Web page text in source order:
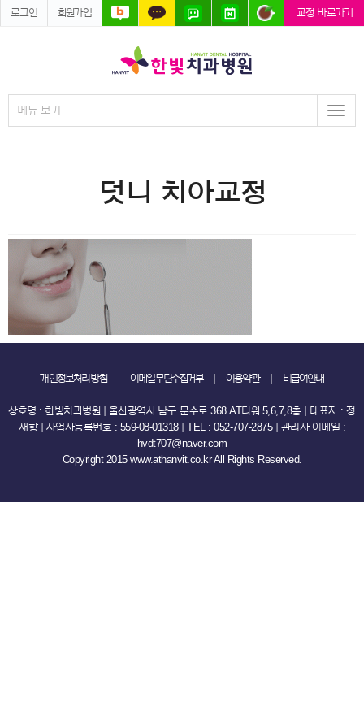
로그인 회원가입 교정 바로가기
메뉴 보기
덧니 치아교정
개인정보처리방침 이메일무단수집거부 이용약관 비급여안내
상호명 : 한빛치과병원 ｜ 울산광역시 남구 문수로 368 AT타워 5,6,7,8층 ｜ 대표자 : 정
재향 ｜ 사업자등록번호 : 559-08-01318 ｜ TEL : 052-707-2875 ｜ 관리자 이메일 :
hvdt707@naver.com
Copyright 2015 www.athanvit.co.kr All Rights Reserved.